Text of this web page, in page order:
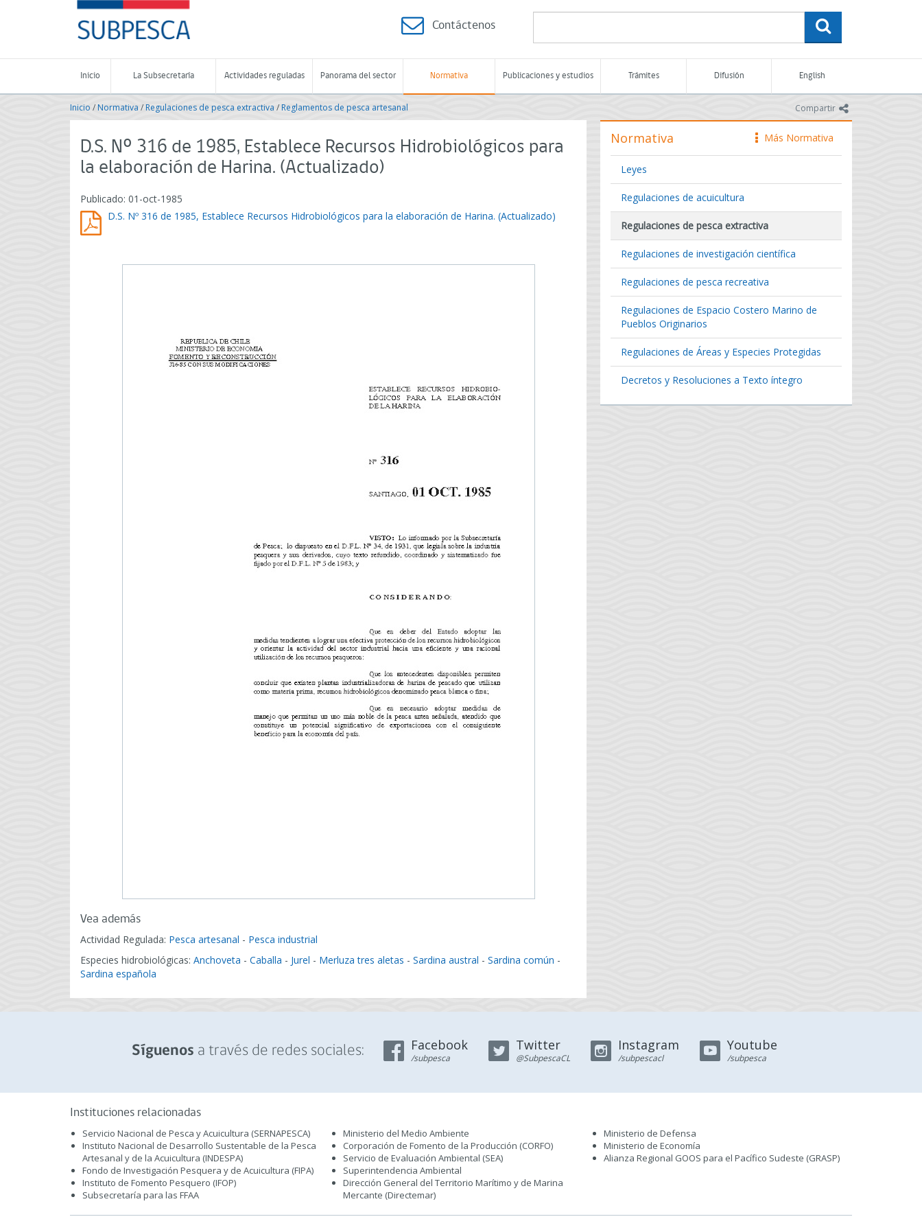
-
Subsecretaría
de
Pesca
Acuicultura
-
de
Chile
Contáctenos
Inicio La Subsecretaría Actividades reguladas Panorama del sector Normativa Publicaciones y estudios Trámites Difusión English
Compartir icono
Inicio /Normativa / Regulaciones de pesca extractiva /Reglamentos de pesca artesanal
D.S. Nº 316 de 1985, Establece Recursos Hidrobiológicos para
la elaboración de Harina. (Actualizado)
Publicado: 01-oct-1985
D.S. Nº 316 de 1985, Establece Recursos Hidrobiológicos para la elaboración de Harina. (Actualizado)
Vea además
Actividad Regulada: Pesca artesanal - Pesca industrial
Especies hidrobiológicas: Anchoveta - Caballa - Jurel - Merluza tres aletas - Sardina austral - Sardina común -
Sardina española
icono
Más Normativa
Normativa
Leyes
Regulaciones de acuicultura
Regulaciones de pesca extractiva
Regulaciones de investigación científica
Regulaciones de pesca recreativa
Regulaciones de Espacio Costero Marino de
Pueblos Originarios
Regulaciones de Áreas y Especies Protegidas
Decretos y Resoluciones a Texto íntegro
Síguenos a través de redes sociales: Facebook
/subpesca
Twitter
@SubpescaCL
Instagram
/subpescacl
Youtube
/subpesca
Instituciones relacionadas
Servicio Nacional de Pesca y Acuicultura (SERNAPESCA)
Instituto Nacional de Desarrollo Sustentable de la Pesca
Artesanal y de la Acuicultura (INDESPA)
Fondo de Investigación Pesquera y de Acuicultura (FIPA)
Instituto de Fomento Pesquero (IFOP)
Subsecretaría para las FFAA
Ministerio del Medio Ambiente
Corporación de Fomento de la Producción (CORFO)
Servicio de Evaluación Ambiental (SEA)
Superintendencia Ambiental
Dirección General del Territorio Marítimo y de Marina
Mercante (Directemar)
Ministerio de Defensa
Ministerio de Economía
Alianza Regional GOOS para el Pacífico Sudeste (GRASP)